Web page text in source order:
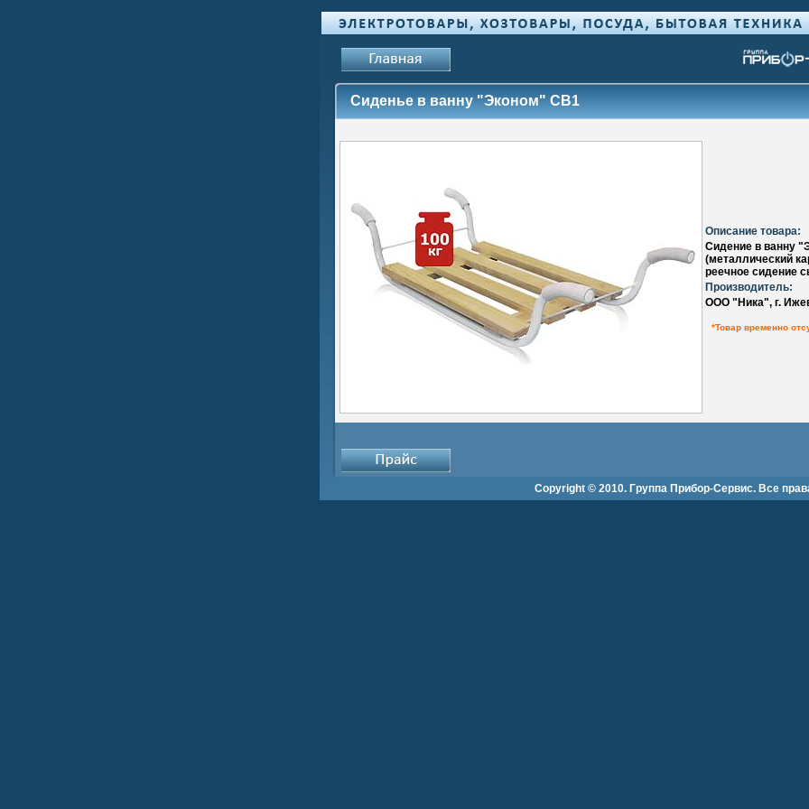
Сиденье в ванну "Эконом" СВ1
Описание товара:
Сидение в ванну
(металлический
реечное сидение
Производитель:
ООО "Ника", г.
*Товар временно
Copyright © 2010. Группа Прибор-Сервис. Все